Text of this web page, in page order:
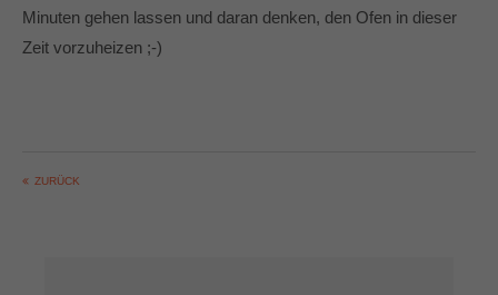
Minuten gehen lassen und daran denken, den Ofen in dieser
Zeit vorzuheizen ;-)
ZURÜCK